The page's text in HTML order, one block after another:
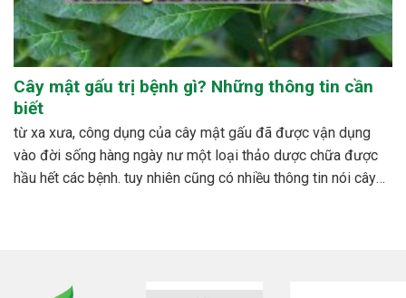
Cây mật gấu trị bệnh gì? Những thông tin cần
biết
từ xa xưa, công dụng của cây mật gấu đã được vận dụng
vào đời sống hàng ngày nư một loại thảo dược chữa được
hầu hết các bệnh. tuy nhiên cũng có nhiều thông tin nói cây